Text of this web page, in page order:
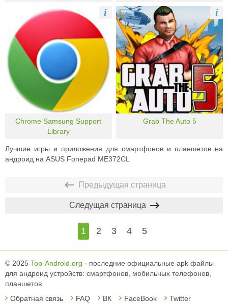
Chrome Samsung Support
Library
i
Grab The Auto 5
i
Лучшие игры и приложения для смартфонов и планшетов на
андроид на ASUS Fonepad ME372CL
Предыдущая страница
1 2 3 4 5
Следущая страница
© 2025 Top-Android.org - последние официальные apk файлы
для андроид устройств: смартфонов, мобильных телефонов,
планшетов
Обратная связь
FAQ ВК FaceBook Twitter